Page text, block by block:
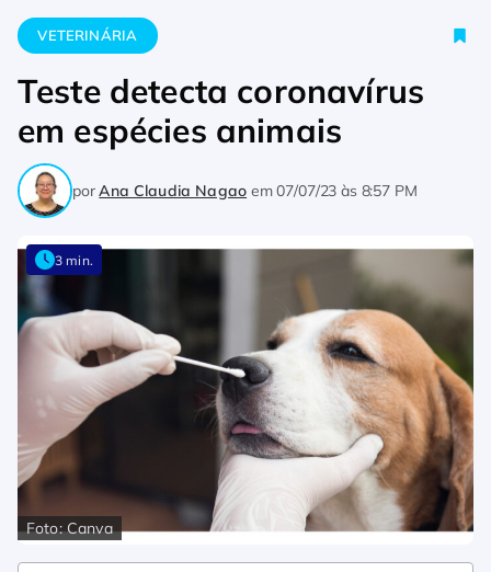
Home Veterinária Teste detecta coronavírus em espécies
VETERINÁRIA
Teste detecta coronavírus
em espécies animais
porAna Claudia Nagao em07/07/23 às 8:57 PM
Foto: Canva
3 min.